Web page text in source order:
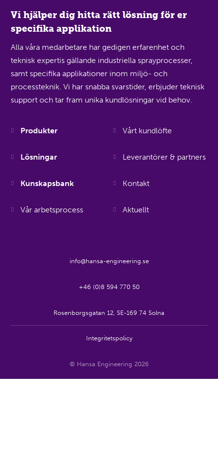
Vi hjälper dig hitta rätt lösning för er
specifika applikation
Alla våra medarbetare har gedigen erfarenhet och
teknisk expertis gällande industriella sprayprocesser,
samt specifika applikationer inom miljö- och
processteknik. Vi har snabba svarstider, erbjuder teknisk
support och tar fram unika kundlösningar vid behov.
Produkter
Lösningar
Kunskapsbank
Vår arbetsprocess
Vårt kundlöfte
Leverantörer & partners
Kontakt
Aktuellt
info@hansa-engineering.se
+46 (0)8 594 770 50
Rosenborgsgatan 12, SE-169 74 Solna
Integritetspolicy
© Hansa Engineering 2026